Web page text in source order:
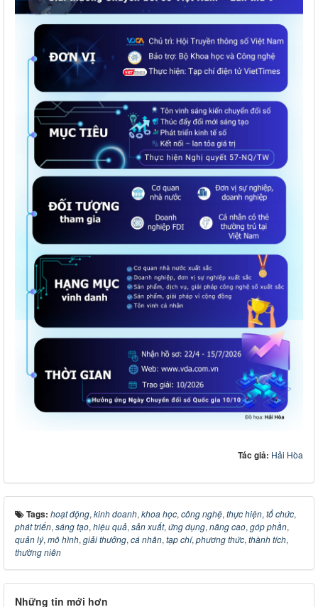
Tác giả: Hải Hòa
Tags: hoạt động, kinh doanh, khoa học, công nghệ, thực hiện, tổ chức,
phát triển, sáng tạo, hiệu quả, sản xuất, ứng dụng, nâng cao, góp phần,
quản lý, mô hình, giải thưởng, cá nhân, tạp chí, phương thức, thành tích,
thường niên
Những tin mới hơn